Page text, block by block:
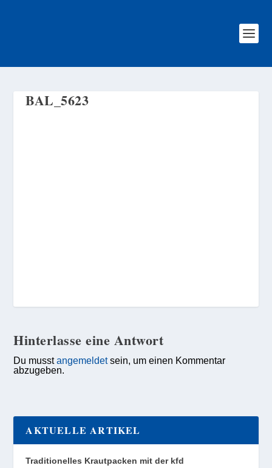
BAL_5623
Hinterlasse eine Antwort
Du musstangemeldetsein, um einen Kommentar
abzugeben.
AKTUELLE ARTIKEL
Traditionelles Krautpacken mit der kfd